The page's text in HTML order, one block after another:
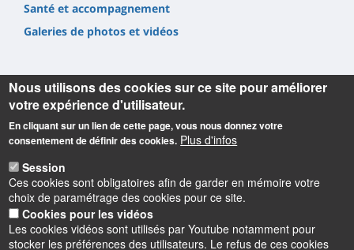
Santé et accompagnement
Galeries de photos et vidéos
Informations
Université d'Orléans
Faculté Droit, Économie, Gestion
Rue de Blois BP 26739
45067 Orléans cedex 2
Accueil : 02 38 41 70 31
Courriel :accueil.deg@univ-orleans.fr
Nous utilisons des cookies sur ce site pour améliorer
votre expérience d'utilisateur.
En cliquant sur un lien de cette page, vous nous donnez votre
consentement de définir des cookies. Plus d'infos
Session
Ces cookies sont obligatoires afin de garder en mémoire votre
choix de paramétrage des cookies pour ce site.
Cookies pour les vidéos
Les cookies vidéos sont utilisés par Youtube notamment pour
stocker les préférences des utilisateurs. Le refus de ces cookies